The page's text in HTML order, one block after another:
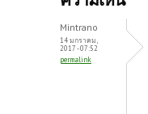
o
o
k
er
Mintrano
14 มกราคม,
2017 - 07:52
permalink